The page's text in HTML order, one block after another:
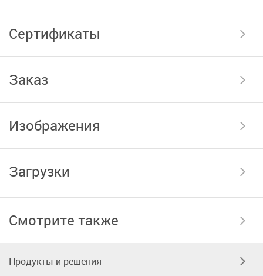
Сертификаты
Заказ
Изображения
Загрузки
Смотрите также
Продукты и решения